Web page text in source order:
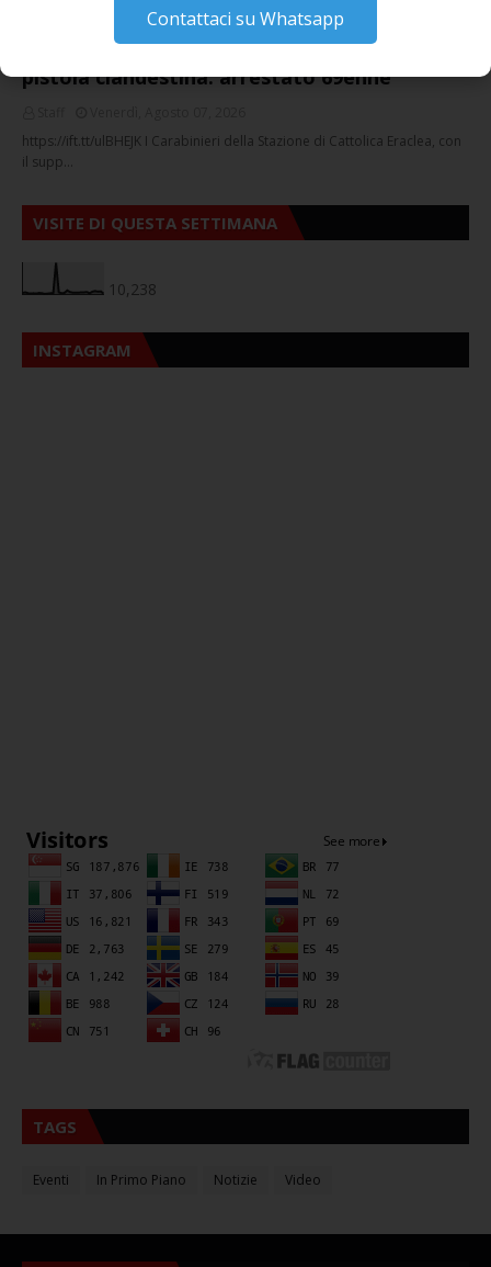
Contattaci su Whatsapp
Cattolica Eraclea, minaccia la nipote con una
pistola clandestina: arrestato 69enne
https://ift.tt/ulBHEJK I Carabinieri della Stazione di Cattolica Eraclea, con
il supp…
VISITE DI QUESTA SETTIMANA
10,238
INSTAGRAM
TAGS
Eventi In Primo Piano Notizie Video